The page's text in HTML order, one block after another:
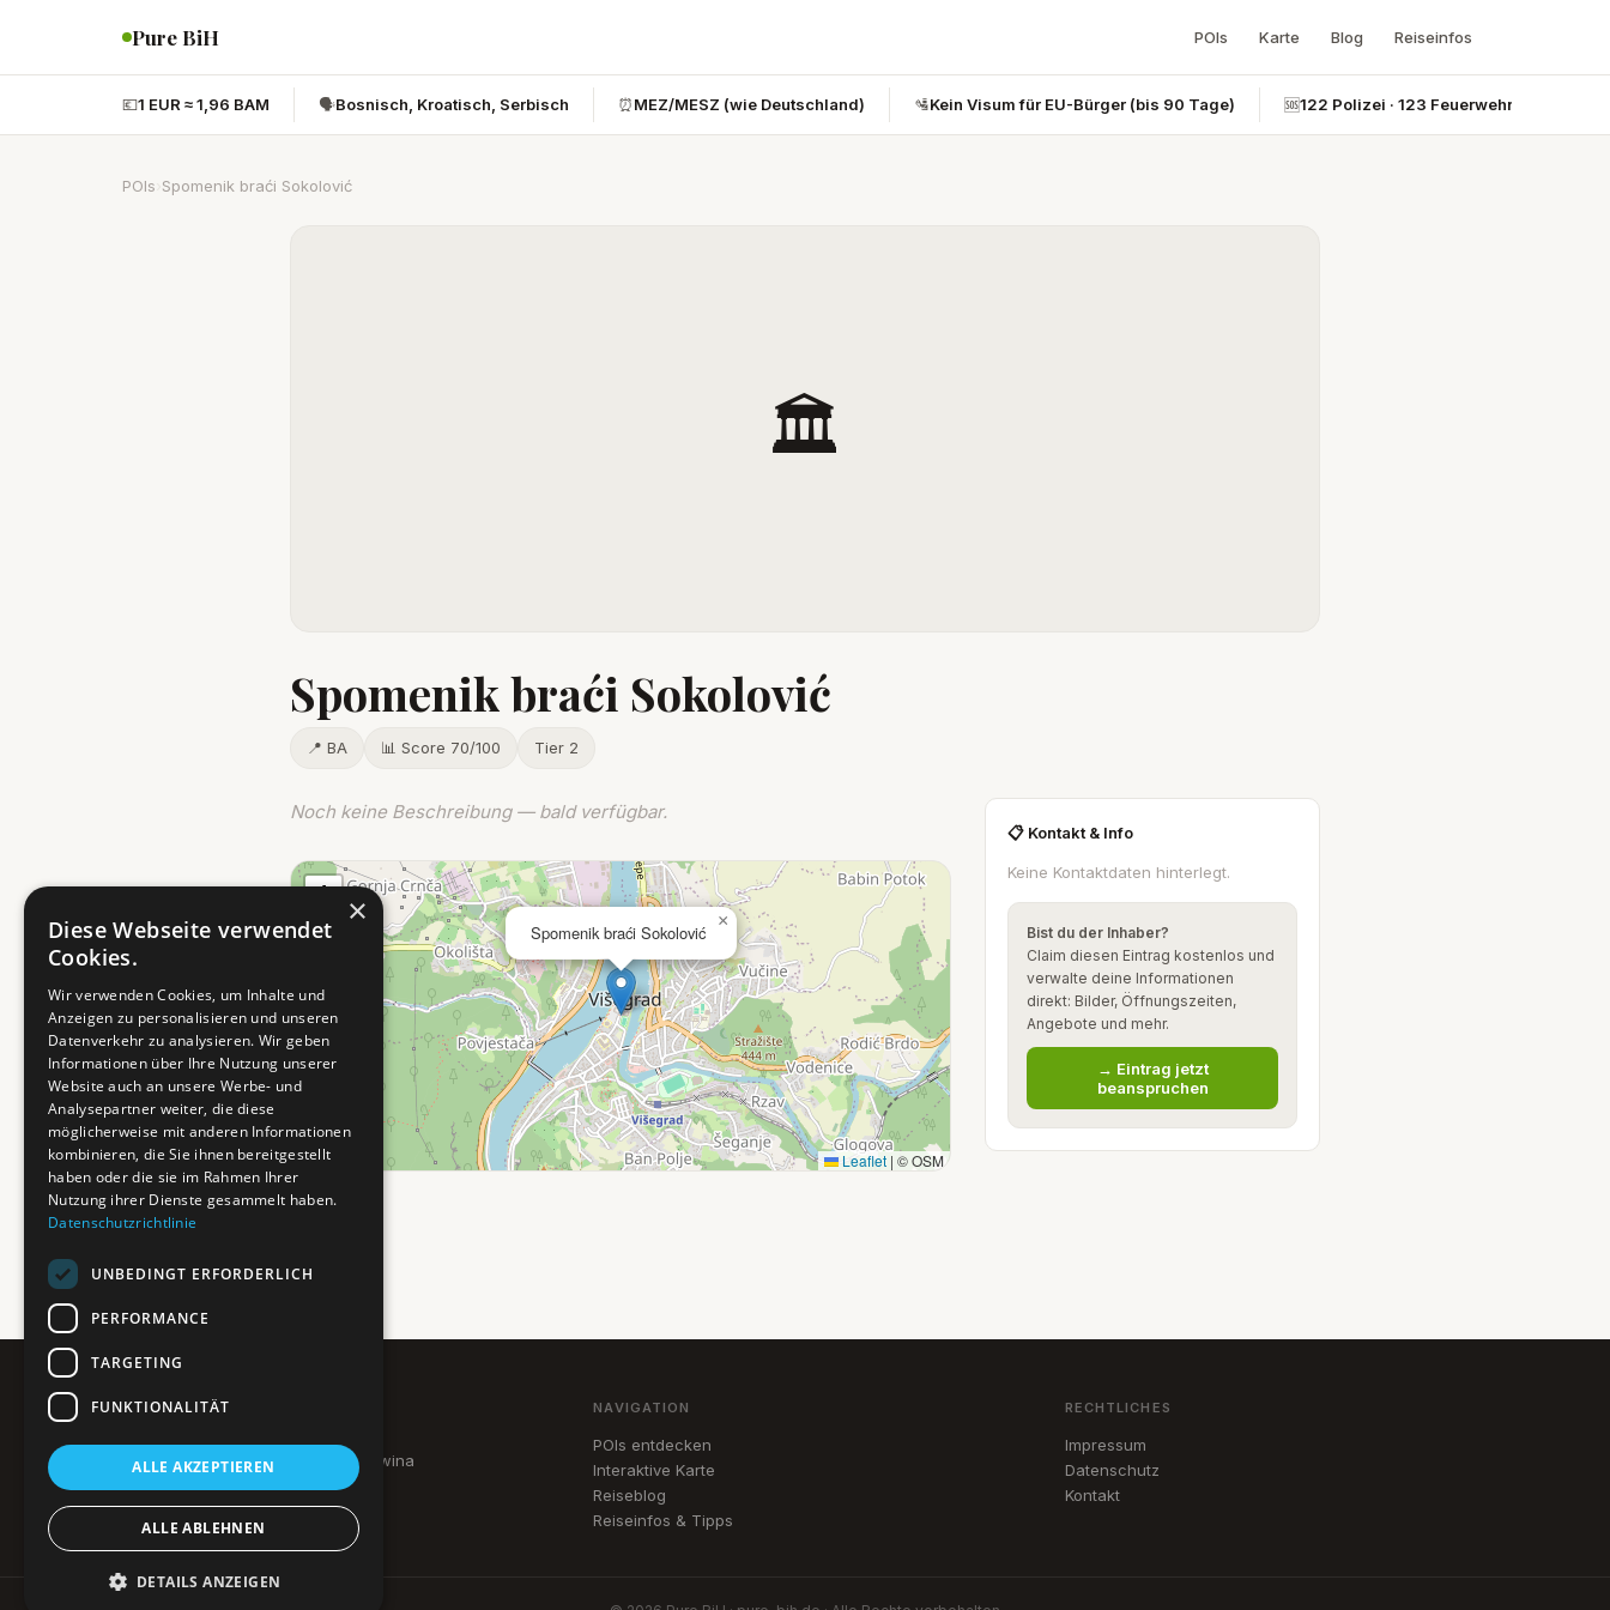
Pure BiH POIs Karte Blog Reiseinfos
💶1 EUR ≈ 1,96 BAM 🗣️Bosnisch, Kroatisch, Serbisch ⏰MEZ/MESZ (wie Deutschland) 🛂Kein Visum für EU-Bürger (bis 90 Tage) 🆘122 Polizei · 123 Feuerwehr · 124
POIs Spomenik braći Sokolović
🏛️
Spomenik braći Sokolović
📍 BA 📊 Score 70/100 Tier 2
Noch keine Beschreibung — bald verfügbar.
Spomenik braći Sokolović
×
+
−
Leaflet | © OSM
📋 Kontakt & Info
Keine Kontaktdaten hinterlegt.
Bist du der Inhaber?
Claim diesen Eintrag kostenlos und
verwalte deine Informationen
direkt: Bilder, Öffnungszeiten,
Angebote und mehr.
→ Eintrag jetzt
beanspruchen
Pure BiH
Authentisches Bosnien & Herzegowina
Ein Teil des BTP Reise-Netzwerks.
NAVIGATION
POIs entdecken
Interaktive Karte
Reiseblog
Reiseinfos & Tipps
RECHTLICHES
Impressum
Datenschutz
Kontakt
×
Diese Webseite verwendet
Cookies.
Wir verwenden Cookies, um Inhalte und
Anzeigen zu personalisieren und unseren
Datenverkehr zu analysieren. Wir geben
Informationen über Ihre Nutzung unserer
Website auch an unsere Werbe- und
Analysepartner weiter, die diese
möglicherweise mit anderen Informationen
kombinieren, die Sie ihnen bereitgestellt
haben oder die sie im Rahmen Ihrer
Nutzung ihrer Dienste gesammelt haben.
Datenschutzrichtlinie
UNBEDINGT ERFORDERLICH
PERFORMANCE
TARGETING
FUNKTIONALITÄT
ALLE AKZEPTIEREN
ALLE ABLEHNEN
DETAILS ANZEIGEN